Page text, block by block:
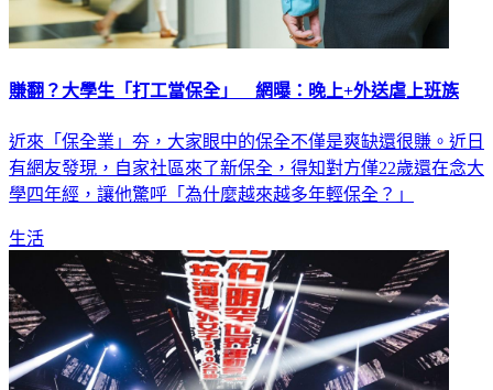
賺翻？大學生「打工當保全」 網曝：晚上+外送虐上班族
近來「保全業」夯，大家眼中的保全不僅是爽缺還很賺。近日
有網友發現，自家社區來了新保全，得知對方僅22歲還在念大
學四年經，讓他驚呼「為什麼越來越多年輕保全？」
生活